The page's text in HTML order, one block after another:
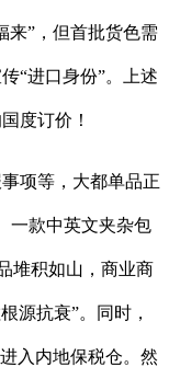
来”，但首批货色需
“进口身份”。上述
度订价！
项等，大都单品正
一款中英文夹杂包
堆积如山，商业商
源抗衰”。同时，
入内地保税仓。然